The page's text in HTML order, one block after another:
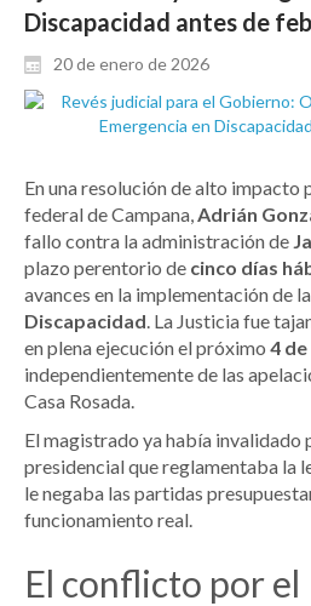
Discapacidad antes de
20 de enero de 2026
En una resolución de alto impacto
federal de Campana, Adrián
fallo contra la administración de
plazo perentorio de cinco días
avances en la implementación de la
Discapacidad La Justicia fue
en plena ejecución el próximo 4
independientemente de las
Casa Rosada.
El magistrado ya había invalidado
presidencial que reglamentaba la
le negaba las partidas
funcionamiento real.
El conflicto por el